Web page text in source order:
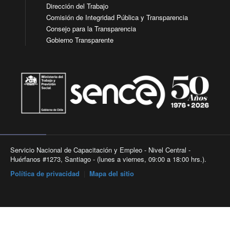
Dirección del Trabajo
Comisión de Integridad Pública y Transparencia
Consejo para la Transparencia
Gobierno Transparente
Servicio Nacional de Capacitación y Empleo - Nivel Central -
Huérfanos #1273, Santiago - (lunes a viernes, 09:00 a 18:00 hrs.).
Política de privacidad
Mapa del sitio